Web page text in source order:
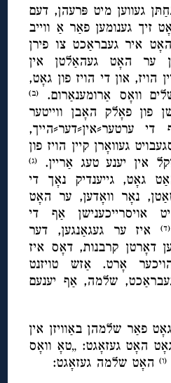
געווען מיט פּרעהן, דעם
זיך גענומען פאַר אַ ווייב
איר געבראַכט צו פירן
ער האָט געהאַלטן אין
הויז, און די הויז פון גאָט,
וואָס אַרומענאַרום.
(ב)
פון פאָלק האָבן ווייטער
ערטער⸗אין⸗דער⸗הייך,
געוואָרן קיין הויז פון
אין יענע טעג אַריין.
(ג)
גאָט, גייענדיק נאָך די
נאָר וואָדען, ער האָט
אויסרייכענישן אַף די
(ד)איז ער געגאַנגען, דער
דאָרטן קרבנות, דאָס איז
אָרט. אַזש טויזנט
שלמה, אַף יענעם
פאַר שלמהן באַוויזן אין
האָט געזאָגט: „טאָ וואָס
(ו) האָט שלמה געזאָגט: